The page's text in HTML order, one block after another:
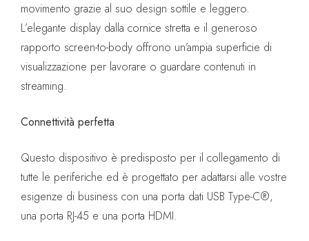
movimento grazie al suo design sottile e leggero.
L’elegante display dalla cornice stretta e il generoso
rapporto screen-to-body offrono un’ampia superficie di
visualizzazione per lavorare o guardare contenuti in
streaming.
Connettività perfetta
Questo dispositivo è predisposto per il collegamento di
tutte le periferiche ed è progettato per adattarsi alle vostre
esigenze di business con una porta dati USB Type-C®,
una porta RJ-45 e una porta HDMI.